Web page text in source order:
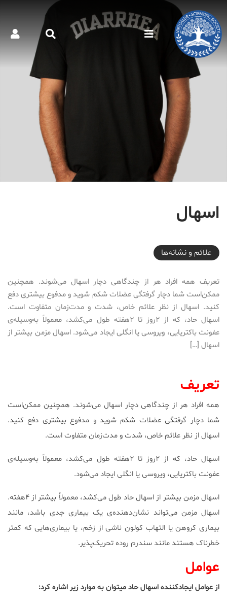
اسهال
2017-02-05T16:14:23+03:30
علائم و نشانه‌ها
تعریف همه افراد هر از چندگاهی دچار اسهال می‌شوند. همچنین
ممکن‌است شما دچار گرفتگی عضلات شکم شوید و مدفوع بیشتری دفع
کنید. اسهال از نظر علائم خاص، شدت و مدت‌زمان متفاوت است.
اسهال حاد، که از ۲روز تا ۲هفته طول می‌کشد، معمولاً به‌وسیله‌ی
عفونت باکتریایی، ویروسی یا انگلی ایجاد می‌شود. اسهال مزمن بیشتر از
اسهال […]
تعریف
همه افراد هر از چندگاهی دچار اسهال می‌شوند. همچنین ممکن‌است
شما دچار گرفتگی عضلات شکم شوید و مدفوع بیشتری دفع کنید.
اسهال از نظر علائم خاص، شدت و مدت‌زمان متفاوت است.
اسهال حاد، که از ۲روز تا ۲هفته طول می‌کشد، معمولاً به‌وسیله‌ی
عفونت باکتریایی، ویروسی یا انگلی ایجاد می‌شود.
اسهال مزمن بیشتر از اسهال حاد طول می‌کشد، معمولاً بیشتر از ۴هفته.
اسهال مزمن می‌تواند نشان‌دهنده‌ی یک بیماری جدی باشد، مانند
بیماری کروهن یا التهاب کولون ناشی از زخم، یا بیماری‌هایی که کمتر
خطرناک هستند مانند سندرم روده تحریک‌پذیر.
عوامل
از عوامل ایجادکننده اسهال حاد می‎توان به موارد زیر اشاره کرد: